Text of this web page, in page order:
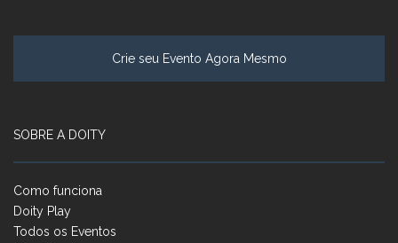
Crie seu Evento Agora Mesmo
SOBRE A DOITY
Como funciona
Doity Play
Todos os Eventos